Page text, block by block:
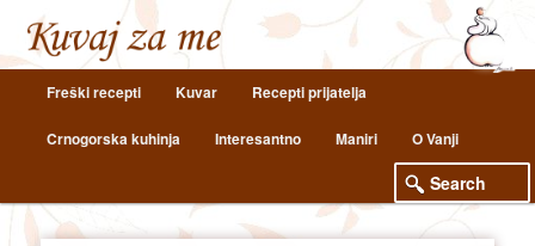
Skip
to
primary
Skip
to
secondary
Freški recepti Kuvar Recepti prijatelja
Crnogorska kuhinja Interesantno Maniri O Vanji